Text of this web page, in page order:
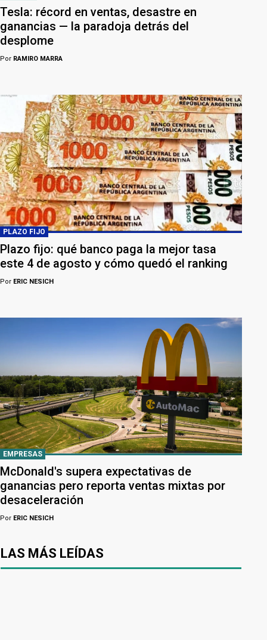
Tesla: récord en ventas, desastre en
ganancias — la paradoja detrás del
desplome
Por RAMIRO MARRA
PLAZO FIJO
Plazo fijo: qué banco paga la mejor tasa
este 4 de agosto y cómo quedó el ranking
Por ERIC NESICH
EMPRESAS
McDonald's supera expectativas de
ganancias pero reporta ventas mixtas por
desaceleración
Por ERIC NESICH
LAS MÁS LEÍDAS